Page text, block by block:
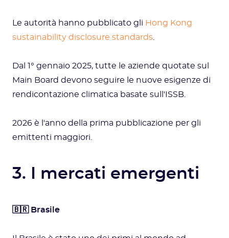
Le autorità hanno pubblicato gli Hong Kong
sustainability disclosure standards
Dal 1° gennaio 2025, tutte le aziende quotate sul
Main Board devono seguire le nuove esigenze di
rendicontazione climatica basate sull'ISSB.
2026 è l'anno della prima pubblicazione per gli
emittenti maggiori.
3. I mercati emergenti
🇧🇷 Brasile